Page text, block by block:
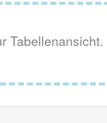
Tabellenansicht.